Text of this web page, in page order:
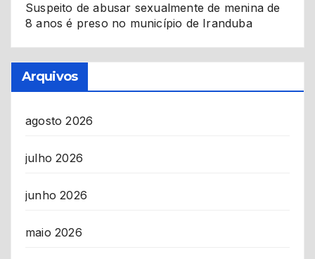
Suspeito de abusar sexualmente de menina de
8 anos é preso no município de Iranduba
Arquivos
agosto 2026
julho 2026
junho 2026
maio 2026